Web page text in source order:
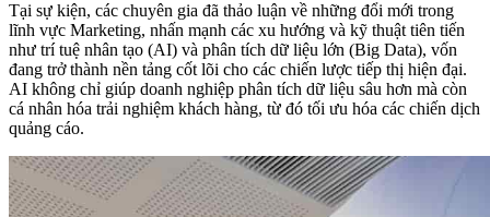
Tại sự kiện, các chuyên gia đã thảo luận về những đổi mới trong
lĩnh vực Marketing, nhấn mạnh các xu hướng và kỹ thuật tiên tiến
như trí tuệ nhân tạo (AI) và phân tích dữ liệu lớn (Big Data), vốn
đang trở thành nền tảng cốt lõi cho các chiến lược tiếp thị hiện đại.
AI không chỉ giúp doanh nghiệp phân tích dữ liệu sâu hơn mà còn
cá nhân hóa trải nghiệm khách hàng, từ đó tối ưu hóa các chiến dịch
quảng cáo.